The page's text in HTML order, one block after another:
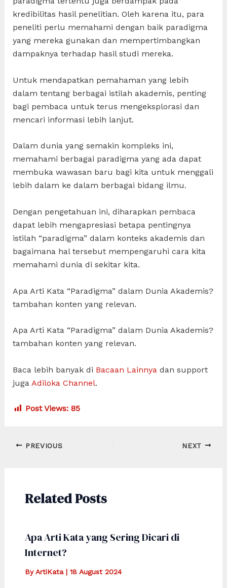
kredibilitas hasil penelitian. Oleh karena itu, para
peneliti perlu memahami dengan baik paradigma
yang mereka gunakan dan mempertimbangkan
dampaknya terhadap hasil studi mereka.
Untuk mendapatkan pemahaman yang lebih
dalam tentang berbagai istilah akademis, penting
bagi pembaca untuk terus mengeksplorasi dan
mencari informasi lebih lanjut.
Dalam dunia yang semakin kompleks ini,
memahami berbagai paradigma yang ada dapat
membuka wawasan baru bagi kita untuk menggali
lebih dalam ke dalam berbagai bidang ilmu.
Dengan pengetahuan ini, diharapkan pembaca
dapat lebih mengapresiasi betapa pentingnya
istilah “paradigma” dalam konteks akademis dan
bagaimana hal tersebut mempengaruhi cara kita
memahami dunia di sekitar kita.
Apa Arti Kata “Paradigma” dalam Dunia Akademis?
tambahan konten yang relevan.
Apa Arti Kata “Paradigma” dalam Dunia Akademis?
tambahan konten yang relevan.
Baca lebih banyak di Bacaan Lainnya dan support
juga Adiloka Channel.
Post Views: 85
Post
PREVIOUS NEXT
Related Posts
Apa Arti Kata yang Sering Dicari di
Internet?
ByArtiKata | 18 August 2024